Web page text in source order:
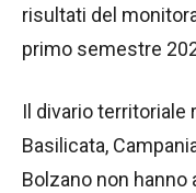
risultati del
primo semestre
Il divario territoriale
Basilicata,
Bolzano non